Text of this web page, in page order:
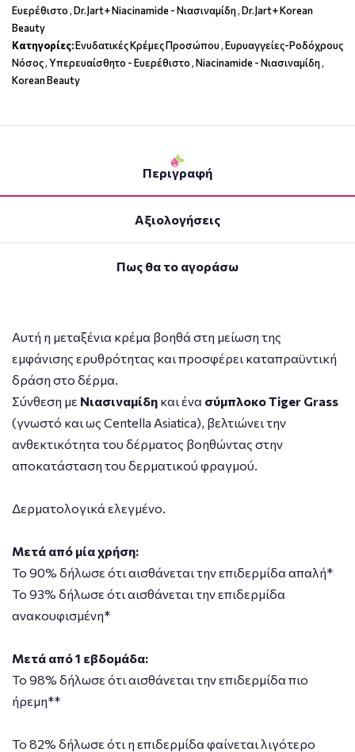
Ευερέθιστο,Dr.Jart+ Niacinamide - Νιασιναμίδη,Dr.Jart+ Korean
Beauty
Κατηγορίες:Ενυδατικές Κρέμες Προσώπου,Ευρυαγγείες-Ροδόχρους
Νόσος,Υπερευαίσθητο - Ευερέθιστο,Niacinamide - Νιασιναμίδη,
Korean Beauty
Περιγραφή
Αξιολογήσεις
Πως θα το αγοράσω
Αυτή η μεταξένια κρέμα βοηθά στη μείωση της
εμφάνισης ερυθρότητας και προσφέρει καταπραϋντική
δράση στο δέρμα.
Σύνθεση με Νιασιναμίδη και ένα σύμπλοκο Tiger Grass
(γνωστό και ως Centella Asiatica), βελτιώνει την
ανθεκτικότητα του δέρματος βοηθώντας στην
αποκατάσταση του δερματικού φραγμού.
Δερματολογικά ελεγμένο.
Μετά από μία χρήση:
Το 90% δήλωσε ότι αισθάνεται την επιδερμίδα απαλή*
Το 93% δήλωσε ότι αισθάνεται την επιδερμίδα
ανακουφισμένη*
Μετά από 1 εβδομάδα:
Το 98% δήλωσε ότι αισθάνεται την επιδερμίδα πιο
ήρεμη**
Το 82% δήλωσε ότι η επιδερμίδα φαίνεται λιγότερο